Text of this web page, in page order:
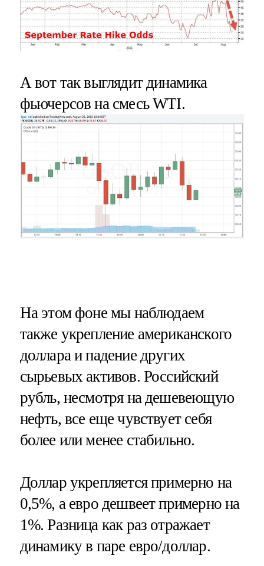
А вот так выглядит динамика
фьючерсов на смесь WTI.
На этом фоне мы наблюдаем
также укрепление американского
доллара и падение других
сырьевых активов. Российский
рубль, несмотря на дешевеющую
нефть, все еще чувствует себя
более или менее стабильно.
Доллар укрепляется примерно на
0,5%, а евро дешвеет примерно на
1%. Разница как раз отражает
динамику в паре евро/доллар.